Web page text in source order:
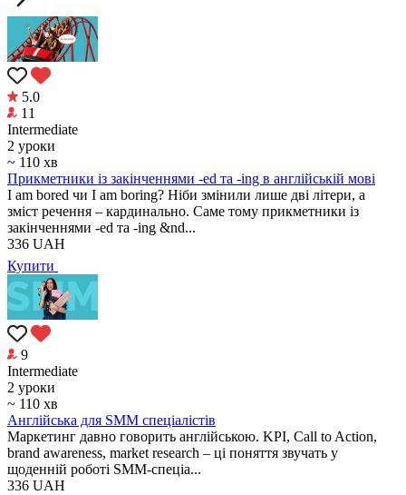
5.0
11
Intermediate
2 уроки
~ 110 хв
Прикметники із закінченнями -ed та -ing в англійській мові
I am bored чи I am boring? Ніби змінили лише дві літери, а
зміст речення – кардинально. Саме тому прикметники із
закінченнями -ed та -ing &nd...
336 UAH
Купити
9
Intermediate
2 уроки
~ 110 хв
Англійська для SMM спеціалістів
Маркетинг давно говорить англійською. KPI, Call to Action,
brand awareness, market research – ці поняття звучать у
щоденній роботі SMM-спеціа...
336 UAH